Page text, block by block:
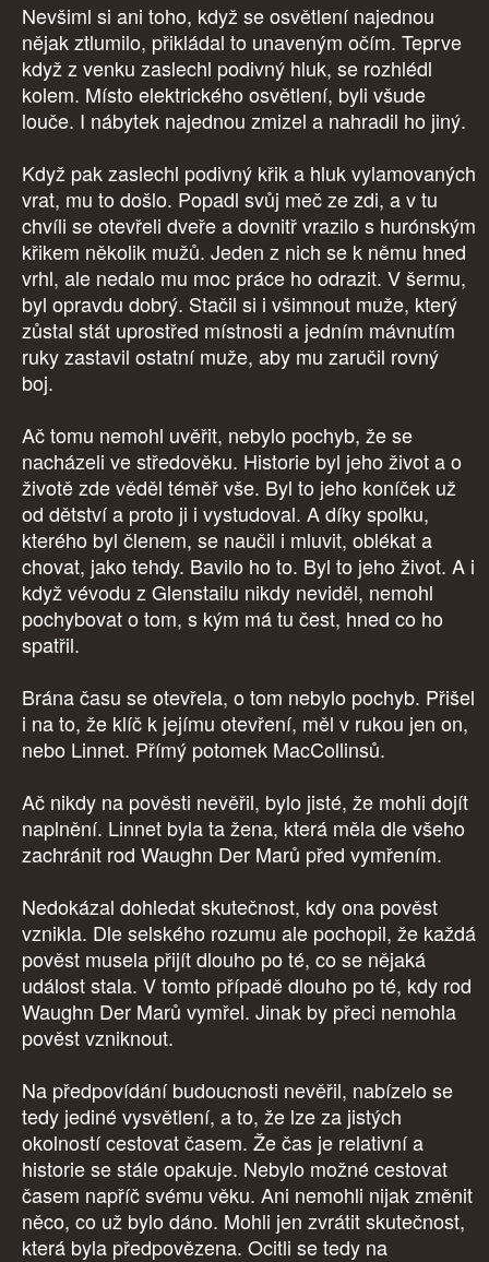
Nevšiml si ani toho, když se osvětlení najednou
nějak ztlumilo, přikládal to unaveným očím. Teprve
když z venku zaslechl podivný hluk, se rozhlédl
kolem. Místo elektrického osvětlení, byli všude
louče. I nábytek najednou zmizel a nahradil ho jiný.
Když pak zaslechl podivný křik a hluk vylamovaných
vrat, mu to došlo. Popadl svůj meč ze zdi, a v tu
chvíli se otevřeli dveře a dovnitř vrazilo s hurónským
křikem několik mužů. Jeden z nich se k němu hned
vrhl, ale nedalo mu moc práce ho odrazit. V šermu,
byl opravdu dobrý. Stačil si i všimnout muže, který
zůstal stát uprostřed místnosti a jedním mávnutím
ruky zastavil ostatní muže, aby mu zaručil rovný
boj.
Ač tomu nemohl uvěřit, nebylo pochyb, že se
nacházeli ve středověku. Historie byl jeho život a o
životě zde věděl téměř vše. Byl to jeho koníček už
od dětství a proto ji i vystudoval. A díky spolku,
kterého byl členem, se naučil i mluvit, oblékat a
chovat, jako tehdy. Bavilo ho to. Byl to jeho život. A i
když vévodu z Glenstailu nikdy neviděl, nemohl
pochybovat o tom, s kým má tu čest, hned co ho
spatřil.
Brána času se otevřela, o tom nebylo pochyb. Přišel
i na to, že klíč k jejímu otevření, měl v rukou jen on,
nebo Linnet. Přímý potomek MacCollinsů.
Ač nikdy na pověsti nevěřil, bylo jisté, že mohli dojít
naplnění. Linnet byla ta žena, která měla dle všeho
zachránit rod Waughn Der Marů před vymřením.
Nedokázal dohledat skutečnost, kdy ona pověst
vznikla. Dle selského rozumu ale pochopil, že každá
pověst musela přijít dlouho po té, co se nějaká
událost stala. V tomto případě dlouho po té, kdy rod
Waughn Der Marů vymřel. Jinak by přeci nemohla
pověst vzniknout.
Na předpovídání budoucnosti nevěřil, nabízelo se
tedy jediné vysvětlení, a to, že lze za jistých
okolností cestovat časem. Že čas je relativní a
historie se stále opakuje. Nebylo možné cestovat
časem napříč svému věku. Ani nemohli nijak změnit
něco, co už bylo dáno. Mohli jen zvrátit skutečnost,
která byla předpovězena. Ocitli se tedy na